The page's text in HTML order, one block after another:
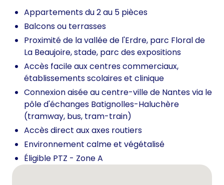
Appartements du 2 au 5 pièces
Balcons ou terrasses
Proximité de la vallée de l'Erdre, parc Floral de
La Beaujoire, stade, parc des expositions
Accès facile aux centres commerciaux,
établissements scolaires et clinique
Connexion aisée au centre-ville de Nantes via le
pôle d'échanges Batignolles-Haluchère
(tramway, bus, tram-train)
Accès direct aux axes routiers
Environnement calme et végétalisé
Éligible PTZ - Zone A